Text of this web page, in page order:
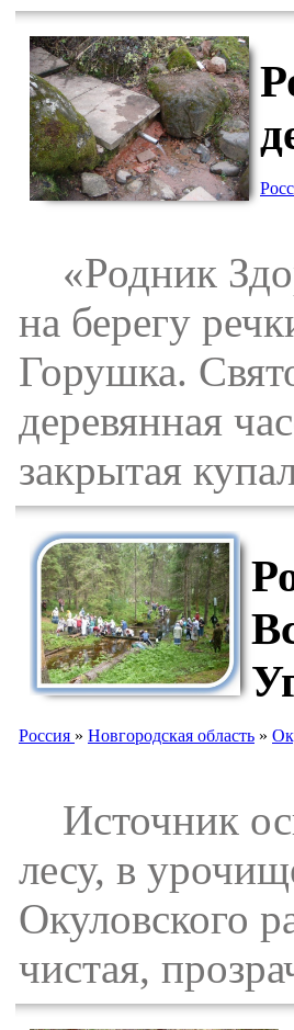
«Родник
на берегу
Горушка.
деревянная
закрытая
Россия » Новгородская область »
Источник
лесу, в
Окуловского
чистая,